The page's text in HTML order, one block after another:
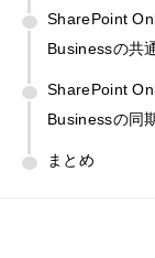
SharePoint
Businessの共
SharePoint
Businessの同
まとめ